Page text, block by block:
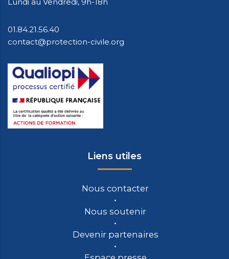
01.84.21.56.40
contact@protection-civile.org
Liens utiles
Nous contacter
Nous soutenir
Devenir partenaires